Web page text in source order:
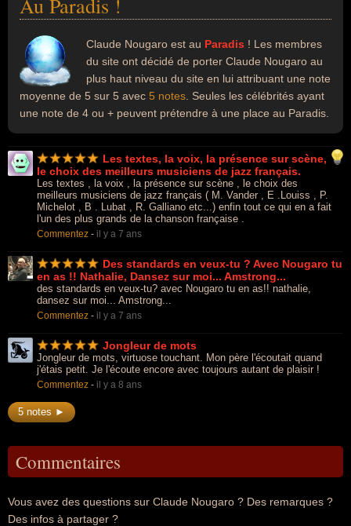
Au Paradis !
Claude Nougaro est au Paradis ! Les membres
du site ont décidé de porter Claude Nougaro au
plus haut niveau du site en lui attribuant une note
moyenne de 5 sur 5 avec 5 notes . Seules les célébrités ayant
une note de 4 ou + peuvent prétendre à une place au Paradis.
Les textes, la voix, la présence sur scène,
le choix des meilleurs musiciens de jazz français.
Les textes , la voix , la présence sur scène , le choix des
meilleurs musiciens de jazz français ( M. Vander , E .Louiss , P.
Michelot , B . Lubat , R. Galliano etc...) enfin tout ce qui en a fait
l'un des plus grands de la chanson française .
Commentez - il y a 7 ans
Des standards en veux-tu ? Avec Nougaro tu
en as !! Nathalie, Dansez sur moi... Amstrong...
des standards en veux-tu? avec Nougaro tu en as!! nathalie,
dansez sur moi... Amstrong...
Commentez - il y a 7 ans
Jongleur de mots
Jongleur de mots, virtuose touchant. Mon père l'écoutait quand
j'étais petit. Je l'écoute encore avec toujours autant de plaisir !
Commentez - il y a 8 ans
5 notes ►
Commentaires
Vous avez des questions sur Claude Nougaro ? Des remarques ?
Des infos à partager ?